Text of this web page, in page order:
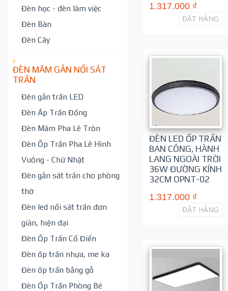
Đèn học - đèn làm việc
Đèn Bàn
Đèn Cây
ĐÈN MÂM GẮN NỔI SÁT
TRẦN
Đèn gắn trần LED
Đèn Áp Trần Đồng
Đèn Mâm Pha Lê Tròn
Đèn Ốp Trần Pha Lê Hình
Vuông - Chữ Nhật
Đèn gắn sát trần cho phòng
thờ
Đèn led nổi sát trần đơn
giản, hiện đại
Đèn Ốp Trần Cổ Điển
Đèn ốp trần nhựa, me ka
Đèn ốp trần bằng gỗ
Đèn Ốp Trần Phòng Bé
1.317.000 ₫
ĐẶT HÀNG
ĐÈN LED ỐP TRẦN
BAN CÔNG, HÀNH
LANG NGOÀI TRỜI
36W ĐƯỜNG KÍNH
32CM OPNT-02
1.317.000 ₫
ĐẶT HÀNG